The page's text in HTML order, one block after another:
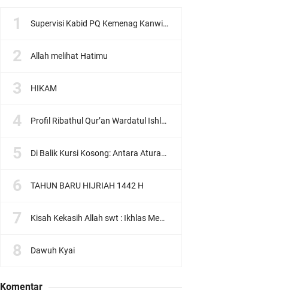
Supervisi Kabid PQ Kemenag Kanwil Jawa Timur Ke LPQ Wardatul Ishlah
Allah melihat Hatimu
HIKAM
Profil Ribathul Qur’an Wardatul Ishlah : Menumbuhkan Generasi Qur’ani yang Berkarakter dan Berdaya Guna
Di Balik Kursi Kosong: Antara Aturan Sekolah dan Hati Seorang Murid
TAHUN BARU HIJRIAH 1442 H
Kisah Kekasih Allah swt : Ikhlas Menurut Sahl Bin Abdullah At-Tustari
Dawuh Kyai
Komentar